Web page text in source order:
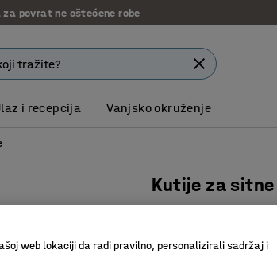
za povrat ne oštećene robe
i recepcija Vanjsko okruženje
Kutije za
Art. br.:230104
web lokaciji da radi pravilno, personalizirali sadržaj i